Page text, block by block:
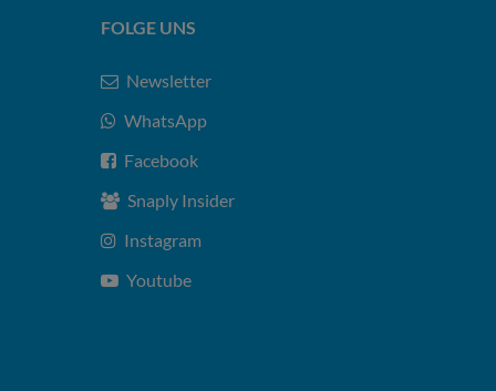
FOLGE UNS
Newsletter
WhatsApp
Facebook
Snaply Insider
Instagram
Youtube